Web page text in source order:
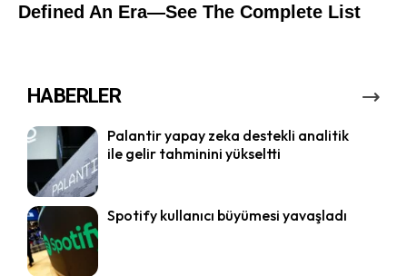
HABERLER
Palantir yapay zeka destekli analitik
ile gelir tahminini yükseltti
Spotify kullanıcı büyümesi yavaşladı